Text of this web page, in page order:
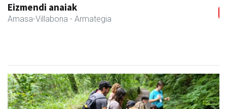
Eizmendi ile-apaindegia
Amasa-Villabona - Ile-apaindegiak